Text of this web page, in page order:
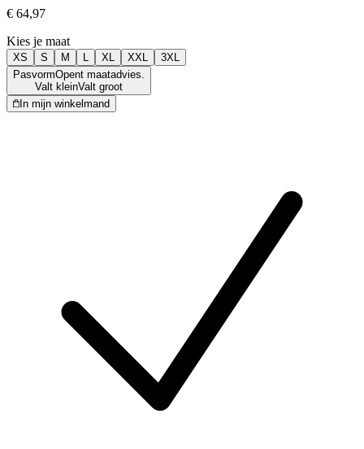
€ 64,97
Kies je maat
XS S M L XL XXL
3XL
PasvormOpent maatadvies.
Valt kleinValt groot
In mijn winkelmand